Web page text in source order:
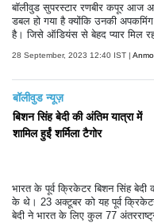
बॉलीवुड सुपरस्टार रणबीर कपूर आज
डबल हो गया है क्योंकि उनकी
है। जिसे ऑडियंस से बेहद प्यार मिल
लिया ने अपने इंस्ट हैंडल पर अपनी
र करते हुए आलिया ने कैप्शन में
की जगह.. जैसे ही आप मेरे ठीक बगल
हैं.. मैं बस इतना ही कहना चाहूंगी..
28 September, 2023 12:40 IST |
बॉलीवुड न्यूज़
बिशन सिंह बेदी की अंतिम यात्रा में
शामिल हुईं शर्मिला टैगोर
भारत के पूर्व क्रिकेटर बिशन सिंह
के थे। 23 अक्टूबर को यह पूर्व
बेदी ने भारत के लिए कुल 77